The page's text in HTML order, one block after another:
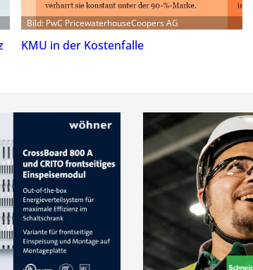
Bild: PwC PricewaterhouseCoopers AG
KMU in der Kostenfalle